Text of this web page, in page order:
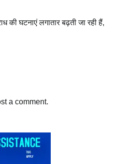
की घटनाएं लगातार बढ़ती जा रही हैं,
a comment.